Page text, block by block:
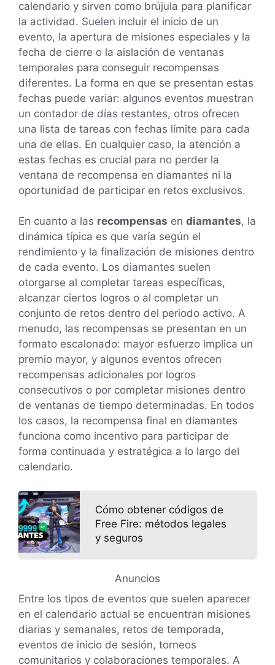
calendario y sirven como brújula para planificar
la actividad. Suelen incluir el inicio de un
evento, la apertura de misiones especiales y la
fecha de cierre o la aislación de ventanas
temporales para conseguir recompensas
diferentes. La forma en que se presentan estas
fechas puede variar: algunos eventos muestran
un contador de días restantes, otros ofrecen
una lista de tareas con fechas límite para cada
una de ellas. En cualquier caso, la atención a
estas fechas es crucial para no perder la
ventana de recompensa en diamantes ni la
oportunidad de participar en retos exclusivos.
En cuanto a las recompensas en diamantes, la
dinámica típica es que varía según el
rendimiento y la finalización de misiones dentro
de cada evento. Los diamantes suelen
otorgarse al completar tareas específicas,
alcanzar ciertos logros o al completar un
conjunto de retos dentro del periodo activo. A
menudo, las recompensas se presentan en un
formato escalonado: mayor esfuerzo implica un
premio mayor, y algunos eventos ofrecen
recompensas adicionales por logros
consecutivos o por completar misiones dentro
de ventanas de tiempo determinadas. En todos
los casos, la recompensa final en diamantes
funciona como incentivo para participar de
forma continuada y estratégica a lo largo del
calendario.
Cómo obtener códigos de
Free Fire: métodos legales
y seguros
Anuncios
Entre los tipos de eventos que suelen aparecer
en el calendario actual se encuentran misiones
diarias y semanales, retos de temporada,
eventos de inicio de sesión, torneos
comunitarios y colaboraciones temporales. A